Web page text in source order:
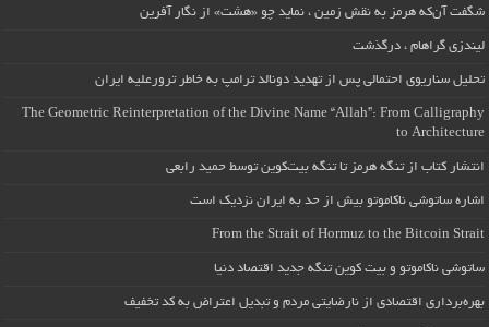
شگفت آن‌که هرمز به نقش زمین ، نماید چو «هشت» از نگار آفرین
لیندزی گراهام ، درگذشت
تحلیل سناریوی احتمالی پس از تهدید دونالد ترامپ به خاطر ترورعلیه ایران
The Geometric Reinterpretation of the Divine Name “Allah”: From Calligraphy
to Architecture
انتشار کتاب از تنگه هرمز تا تنگه بیت‌کوین توسط حمید رابعی
اشاره ساتوشی ناکاموتو بیش از حد به ایران نزدیک است
From the Strait of Hormuz to the Bitcoin Strait
ساتوشی ناکاموتو و بیت کوین تنگه جدید اقتصاد دنیا
بهره‌برداری اقتصادی از نارضایتی مردم و تبدیل اعتراض به کد تخفیف